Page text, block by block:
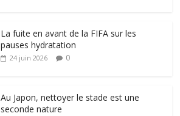
La fuite en avant de la FIFA sur les
pauses hydratation
24 juin 2026 0
Au Japon, nettoyer le stade est une
seconde nature